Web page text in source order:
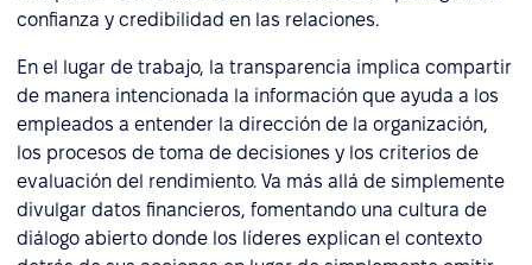
confianza y credibilidad en las relaciones.
En el lugar de trabajo, la transparencia implica compartir
de manera intencionada la información que ayuda a los
empleados a entender la dirección de la organización,
los procesos de toma de decisiones y los criterios de
evaluación del rendimiento. Va más allá de simplemente
divulgar datos financieros, fomentando una cultura de
diálogo abierto donde los líderes explican el contexto